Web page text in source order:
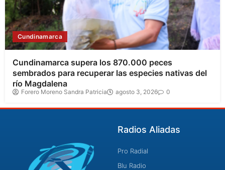
Cundinamarca
Cundinamarca supera los 870.000 peces
sembrados para recuperar las especies nativas del
río Magdalena
Forero Moreno Sandra Patricia agosto 3, 2026 0
Radios Aliadas
Pro Radial
Blu Radio